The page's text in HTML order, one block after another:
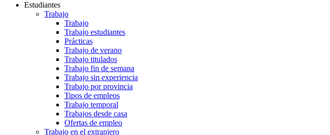
Estudiantes
Trabajo
Trabajo
Trabajo estudiantes
Prácticas
Trabajo de verano
Trabajo titulados
Trabajo fin de semana
Trabajo sin experiencia
Trabajo por provincia
Tipos de empleos
Trabajo temporal
Trabajos desde casa
Ofertas de empleo
Trabajo en el extranjero